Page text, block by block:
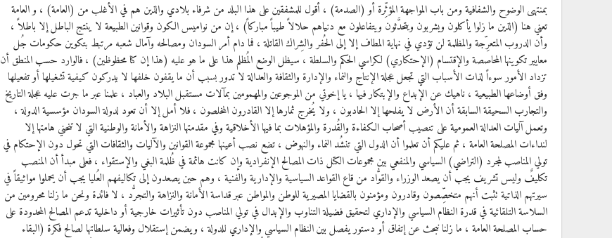
بمنتهى الوضوح والشفافية ومن باب المواجهة المؤثِّرة أو (الصدمة) ، أقول للمشفقين على هذا البلد من شرفاء بلادي والذين هم في الأغلب من (العامة) ، و العامة
تعني هنا (الذين ما زلوا يأكلون ويشربون ويتحدَّثون ويتفاعلون مع دنياهم حلالاً طيباً مباركاً) ، إن من نواميس الكون وقوانين الطبيعة لا ينتج الباطل إلا باطلاً ،
وأن الدروب المتعرِّجة والمظلمة لن تؤدي في نهاية المطاف إلا إلى الحُفر والشِراك القاتلة ، فما دام أمر السودان ومصالحه وآمال شعبه مرتبط بتكوين حكومات جُل
معايير تكوينها المحاصصة والإقتسام (الإحتكاري) لكراسي الحكم والسلطة ، سيظل الوضع المُظلم هذا على ما هو عليه (هذا إن كنا محظوظين) ، فالوارد حسب المنطق أن
تزداد الأمور سوءاً لذات الأسباب التي تجعل عجلة الإنتاج والنماء والإدارة والثقافة والعدالة لا تدور بسبب أن ما يقفون خلفها لا يدركون كيفية تشغيلها أو تفعيلها
وفق أوضاعها الطبيعية ، ناهيك عن الإبداع والإبتكار فيها ، يا إخوتي من الموجوعين والمهمومين بمآلات مستقبل البلاد والعباد ، علمنا عبر ما جرت عليه عجلة التاريخ
والتجارب السحيقة السابقة أن الأرض لا يفلحها إلا الحادبون ، ولا يُخرج ثمارها إلا القادرون المخلصون ، فلا أمل إلا أن تعود لدولة السودان مؤسسية الدولة ،
وتعمل آليات العدالة العمومية على تنصيب أصحاب الكفاءة والقُدرة والمؤهلات بما فيها الأخلاقية وفي مقدمتها النزاهة والأمانة والوطنية التي لا تنحني هامتها إلا
لنداءات المصلحة العامة ، ثم عليكم أن تعلموا أن الدول التي تنشُد النماء والنهوض ، تضع نصب أعينها مجموعة القوانين والآليات والثقافات التي تحول دون الإحتكام في
تولي المناصب لمجرد (التراضي) السياسي والمنفعي بين مجموعات الكتل ذات المصالح الإنفرادية وإن كانت هائمة في ظُلمة البغي والإستقواء ، فعلى مبدأ أن المنصب
تكليفٌ وليس تشريف يجب أن يصعد الوزراء والقوُّاد من قاع القواعد السياسية والإدارية والفنية ، وهم حين يصعدون إلى تكاليفهم العُليا يجب أن يحملوا مواثيقاً في
سيرتهم الذاتية تثبت أنهم متخصِّصون وقادرون ومؤمنون بالقضايا المصيرية للوطن والمواطن عبر قداسة الأمانة والنزاهة والتجرُّد ، لا فائدة ونحن ما زلنا محرومين من
السلاسة التلقائية في قدرة النظام السياسي والإداري لتحقيق فضيلة التناوب والإبدال في تولي المناصب دون تأثيرات خارجية أو داخلية تدعم المصالح المحدودة على
حساب المصلحة العامة ، ما زلنا نبحث عن إتفاق أو دستور يفصل بين النظام السياسي والإداري للدولة ، ويضمن إستقلال وفعالية سلطاتها لصالح فكرة (البقاء